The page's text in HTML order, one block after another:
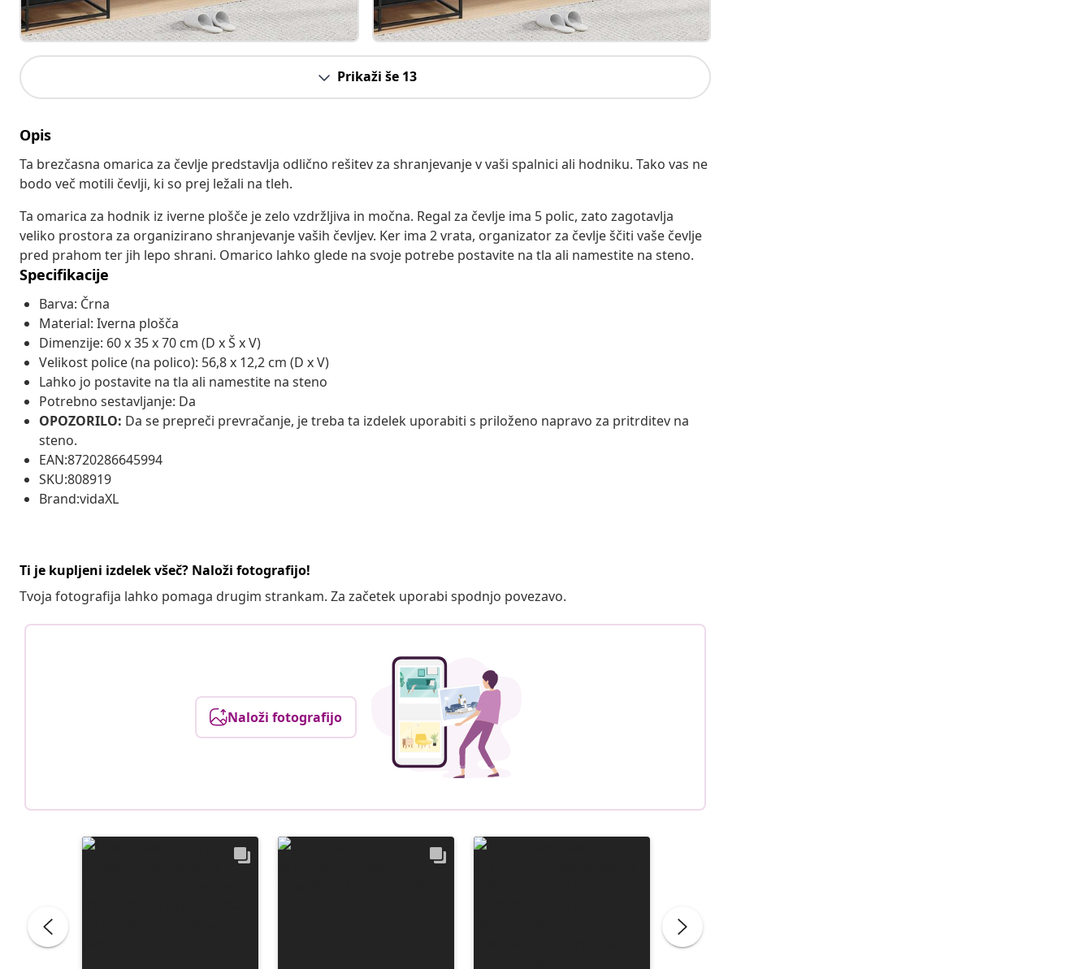
Prikaži še 13
Opis
Ta brezčasna omarica za čevlje predstavlja odlično rešitev za shranjevanje v vaši spalnici ali hodniku. Tako vas ne
bodo več motili čevlji, ki so prej ležali na tleh.
Ta omarica za hodnik iz iverne plošče je zelo vzdržljiva in močna. Regal za čevlje ima 5 polic, zato zagotavlja
veliko prostora za organizirano shranjevanje vaših čevljev. Ker ima 2 vrata, organizator za čevlje ščiti vaše čevlje
pred prahom ter jih lepo shrani. Omarico lahko glede na svoje potrebe postavite na tla ali namestite na steno.
Specifikacije
Barva: Črna
Material: Iverna plošča
Dimenzije: 60 x 35 x 70 cm (D x Š x V)
Velikost police (na polico): 56,8 x 12,2 cm (D x V)
Lahko jo postavite na tla ali namestite na steno
Potrebno sestavljanje: Da
OPOZORILO: Da se prepreči prevračanje, je treba ta izdelek uporabiti s priloženo napravo za pritrditev na
steno.
EAN:8720286645994
SKU:808919
Brand:vidaXL
Ti je kupljeni izdelek všeč? Naloži fotografijo!
Tvoja fotografija lahko pomaga drugim strankam. Za začetek uporabi spodnjo povezavo.
Naloži fotografijo